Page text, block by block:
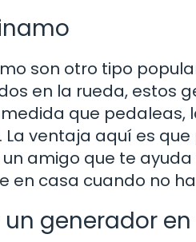
son otro tipo
en la rueda, estos
que pedaleas,
La ventaja aquí es
amigo que te
en casa cuando no
un generador